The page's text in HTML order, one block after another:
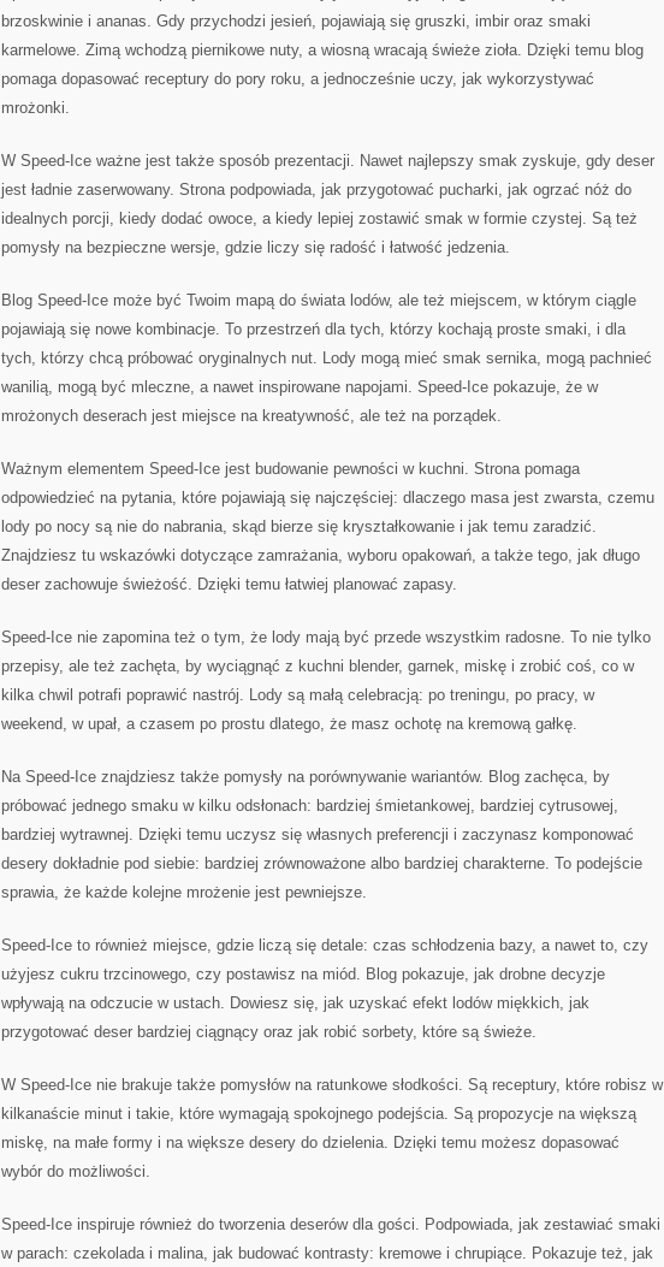
brzoskwinie i ananas. Gdy przychodzi jesień, pojawiają się gruszki, imbir oraz smaki
karmelowe. Zimą wchodzą piernikowe nuty, a wiosną wracają świeże zioła. Dzięki temu blog
pomaga dopasować receptury do pory roku, a jednocześnie uczy, jak wykorzystywać
mrożonki.
W Speed-Ice ważne jest także sposób prezentacji. Nawet najlepszy smak zyskuje, gdy deser
jest ładnie zaserwowany. Strona podpowiada, jak przygotować pucharki, jak ogrzać nóż do
idealnych porcji, kiedy dodać owoce, a kiedy lepiej zostawić smak w formie czystej. Są też
pomysły na bezpieczne wersje, gdzie liczy się radość i łatwość jedzenia.
Blog Speed-Ice może być Twoim mapą do świata lodów, ale też miejscem, w którym ciągle
pojawiają się nowe kombinacje. To przestrzeń dla tych, którzy kochają proste smaki, i dla
tych, którzy chcą próbować oryginalnych nut. Lody mogą mieć smak sernika, mogą pachnieć
wanilią, mogą być mleczne, a nawet inspirowane napojami. Speed-Ice pokazuje, że w
mrożonych deserach jest miejsce na kreatywność, ale też na porządek.
Ważnym elementem Speed-Ice jest budowanie pewności w kuchni. Strona pomaga
odpowiedzieć na pytania, które pojawiają się najczęściej: dlaczego masa jest zwarsta, czemu
lody po nocy są nie do nabrania, skąd bierze się kryształkowanie i jak temu zaradzić.
Znajdziesz tu wskazówki dotyczące zamrażania, wyboru opakowań, a także tego, jak długo
deser zachowuje świeżość. Dzięki temu łatwiej planować zapasy.
Speed-Ice nie zapomina też o tym, że lody mają być przede wszystkim radosne. To nie tylko
przepisy, ale też zachęta, by wyciągnąć z kuchni blender, garnek, miskę i zrobić coś, co w
kilka chwil potrafi poprawić nastrój. Lody są małą celebracją: po treningu, po pracy, w
weekend, w upał, a czasem po prostu dlatego, że masz ochotę na kremową gałkę.
Na Speed-Ice znajdziesz także pomysły na porównywanie wariantów. Blog zachęca, by
próbować jednego smaku w kilku odsłonach: bardziej śmietankowej, bardziej cytrusowej,
bardziej wytrawnej. Dzięki temu uczysz się własnych preferencji i zaczynasz komponować
desery dokładnie pod siebie: bardziej zrównoważone albo bardziej charakterne. To podejście
sprawia, że każde kolejne mrożenie jest pewniejsze.
Speed-Ice to również miejsce, gdzie liczą się detale: czas schłodzenia bazy, a nawet to, czy
użyjesz cukru trzcinowego, czy postawisz na miód. Blog pokazuje, jak drobne decyzje
wpływają na odczucie w ustach. Dowiesz się, jak uzyskać efekt lodów miękkich, jak
przygotować deser bardziej ciągnący oraz jak robić sorbety, które są świeże.
W Speed-Ice nie brakuje także pomysłów na ratunkowe słodkości. Są receptury, które robisz w
kilkanaście minut i takie, które wymagają spokojnego podejścia. Są propozycje na większą
miskę, na małe formy i na większe desery do dzielenia. Dzięki temu możesz dopasować
wybór do możliwości.
Speed-Ice inspiruje również do tworzenia deserów dla gości. Podpowiada, jak zestawiać smaki
w parach: czekolada i malina, jak budować kontrasty: kremowe i chrupiące. Pokazuje też, jak